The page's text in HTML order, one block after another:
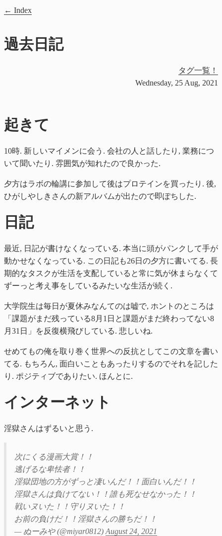
Index
過去日記
タグ一覧！
Wednesday, 25 Aug, 2021
起きて
10時. 新しいマイメンに会う. 会社の人と話したり, 業務につ
いて聞いたり. 雰囲気が知れたので良かった.
夕方はラボの輪講に参加して後はプロテインを買ったり. 後,
ひがしやしきさんの新アルバムが出たので即ぽちした.
日記
最近, 日記が書けなくなっている. 本当に頭がパンクして手が
動かせなくなっている. この日記も26日の夕方に書いてる. 長
期的なタスクが生活を支配していると常に気が休まらなくて
ずーっと考え事をしているみたいな生活が続く.
大学院生は毎日が夏休みなんてのは嘘で, ホントのところは
「課題がまだ残っている8月1日と課題がまだ終わってない8
月31日」を反復横飛びしている. 悲しいね.
せめてもの俺を取り巻く世界への反抗としてこの文章を書い
てる. もちろん, 面白いこともあったりするのでそれを記した
り. ポジティブでありたい. ほんとに.
インターネット
淫獄さんはずるいと思う.
次にくる漫画大賞！！
逃げるな卑怯者！！
淫獄団地の方がずっと凄いんだ！！面白いんだ！！
淫獄さんは負けてない！！誰も死なせなかった！！
戦いヌいた！！守りヌいた！！
お前の負けだ！！淫獄さんの勝ちだ！！
— ぬーみや (@miyar0812) August 24, 2021